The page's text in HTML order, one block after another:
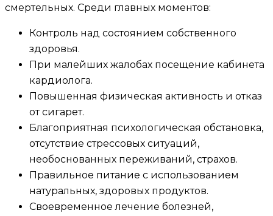
смертельных. Среди главных моментов:
Контроль над состоянием собственного
здоровья.
При малейших жалобах посещение кабинета
кардиолога.
Повышенная физическая активность и отказ
от сигарет.
Благоприятная психологическая обстановка,
отсутствие стрессовых ситуаций,
необоснованных переживаний, страхов.
Правильное питание с использованием
натуральных, здоровых продуктов.
Своевременное лечение болезней,